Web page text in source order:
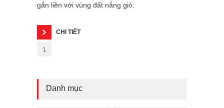
gắn liền với vùng đất nắng gió.
CHI TIẾT
1
Danh mục